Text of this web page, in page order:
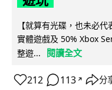
【就算有光碟，也未必
實體遊戲及 50% Xbox
整遊...
閱讀全文
212 113 ↗ 分